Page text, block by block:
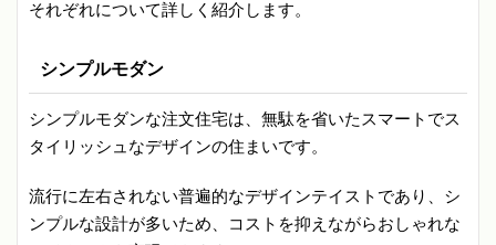
それぞれについて詳しく紹介します。
シンプルモダン
シンプルモダンな注文住宅は、無駄を省いたスマートでス
タイリッシュなデザインの住まいです。
流行に左右されない普遍的なデザインテイストであり、シ
ンプルな設計が多いため、コストを抑えながらおしゃれな